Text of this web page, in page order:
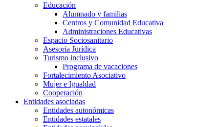
Educación
Alumnado y familias
Centros y Comunidad Educativa
Administraciones Educativas
Espacio Sociosanitario
Asesoría Jurídica
Turismo inclusivo
Programa de vacaciones
Fortalecimiento Asociativo
Mujer e Igualdad
Cooperación
Entidades asociadas
Entidades autonómicas
Entidades estatales